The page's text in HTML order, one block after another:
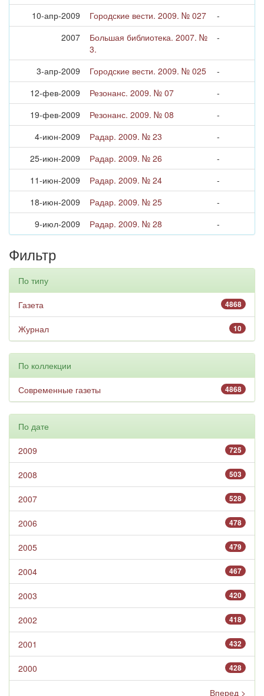
10-апр-2009 Городские вести. 2009. № 027
-
2007
Большая библиотека. 2007. №
3.
-
3-апр-2009 Городские вести. 2009. № 025
-
12-фев-2009
Резонанс. 2009. № 07
-
19-фев-2009
Резонанс. 2009. № 08
-
4-июн-2009
Радар. 2009. № 23
-
25-июн-2009
Радар. 2009. № 26
-
11-июн-2009
Радар. 2009. № 24
-
18-июн-2009
Радар. 2009. № 25
-
9-июл-2009
Радар. 2009. № 28 -
Фильтр
По типу
4868
Газета
10
Журнал
По коллекции
4868
Современные газеты
По дате
725
2009
503
2008
528
2007
478
2006
479
2005
467
2004
420
2003
418
2002
432
2001
428
2000
Вперед >